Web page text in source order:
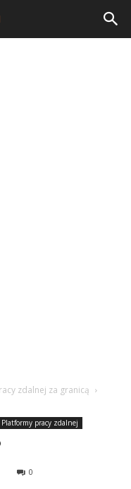
zdalnej za granicą
Platformy pracy zdalnej
0